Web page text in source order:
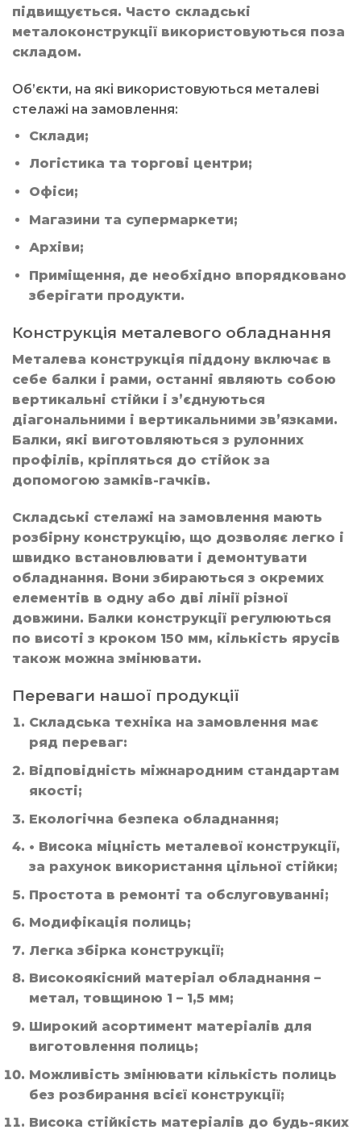
підвищується. Часто складські
металоконструкції використовуються поза
складом.
Об’єкти, на які використовуються металеві
стелажі на замовлення:
Склади;
Логістика та торгові центри;
Офіси;
Магазини та супермаркети;
Архіви;
Приміщення, де необхідно впорядковано
зберігати продукти.
Конструкція металевого обладнання
Металева конструкція піддону включає в
себе балки і рами, останні являють собою
вертикальні стійки і з’єднуються
діагональними і вертикальними зв’язками.
Балки, які виготовляються з рулонних
профілів, кріпляться до стійок за
допомогою замків-гачків.
Складські стелажі на замовлення мають
розбірну конструкцію, що дозволяє легко і
швидко встановлювати і демонтувати
обладнання. Вони збираються з окремих
елементів в одну або дві лінії різної
довжини. Балки конструкції регулюються
по висоті з кроком 150 мм, кількість ярусів
також можна змінювати.
Переваги нашої продукції
Складська техніка на замовлення має
ряд переваг:
Відповідність міжнародним стандартам
якості;
Екологічна безпека обладнання;
• Висока міцність металевої конструкції,
за рахунок використання цільної стійки;
Простота в ремонті та обслуговуванні;
Модифікація полиць;
Легка збірка конструкції;
Високоякісний матеріал обладнання –
метал, товщиною 1 – 1,5 мм;
Широкий асортимент матеріалів для
виготовлення полиць;
Можливість змінювати кількість полиць
без розбирання всієї конструкції;
Висока стійкість матеріалів до будь-яких